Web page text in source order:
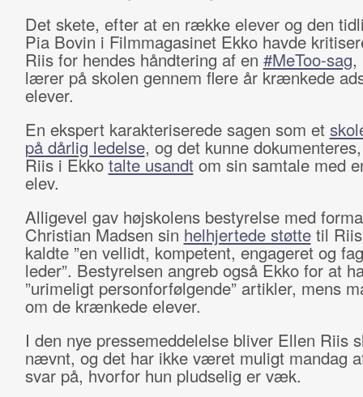
Det skete, efter at en række elever og den
Pia Bovin i Filmmagasinet Ekko havde
Riis for hendes håndtering af en #MeToo-sag,
lærer på skolen gennem flere år krænkede
elever.
En ekspert karakteriserede sagen som et
på dårlig ledelse, og det kunne
Riis i Ekkotalte usandtom sin samtale med
elev.
Alligevel gav højskolens bestyrelse med
Christian Madsen sin helhjertede støttetil
kaldte ”en vellidt, kompetent, engageret og
leder”. Bestyrelsen angreb også Ekko for at
”urimeligt personforfølgende” artikler, mens
om de krænkede elever.
I den nye pressemeddelelse bliver Ellen Riis
nævnt, og det har ikke været muligt mandag
svar på, hvorfor hun pludselig er væk.